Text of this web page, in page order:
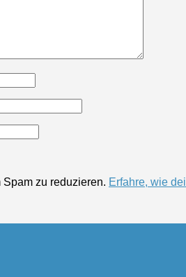
zu reduzieren. Erfahre, wie